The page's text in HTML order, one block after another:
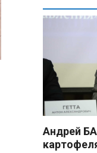
Андрей